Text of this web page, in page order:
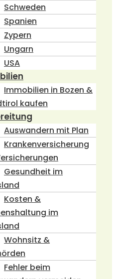
Schweden
Spanien
Zypern
Ungarn
USA
Immobilien in Bozen &
kaufen
Auswandern mit Plan
Krankenversicherung
Gesundheit im
Kosten &
im
Wohnsitz &
Fehler beim